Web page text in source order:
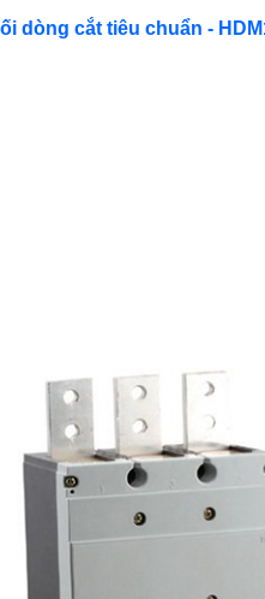
dòng cắt tiêu chuẩn -